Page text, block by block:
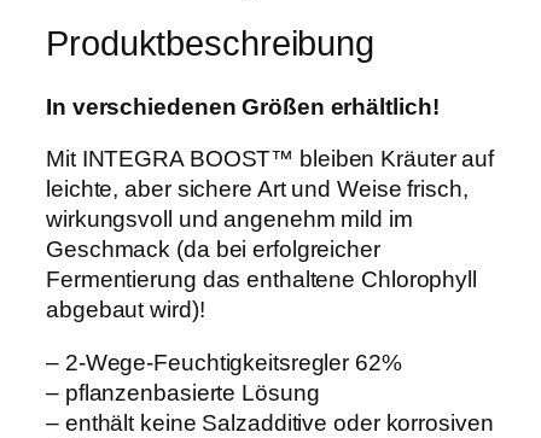
r
:
,
7
0
€
9
€
.
s
H
m
i
d
i
t
y
Produktbeschreibung
In verschiedenen Größen erhältlich!
Mit INTEGRA BOOST™ bleiben Kräuter auf
leichte, aber sichere Art und Weise frisch,
wirkungsvoll und angenehm mild im
Geschmack (da bei erfolgreicher
Fermentierung das enthaltene Chlorophyll
abgebaut wird)!
– 2-Wege-Feuchtigkeitsregler 62%
– pflanzenbasierte Lösung
– enthält keine Salzadditive oder korrosiven